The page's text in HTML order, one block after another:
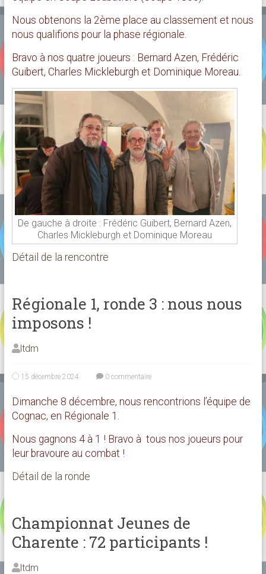
Nous obtenons la 2ème place au classement et nous
nous qualifions pour la phase régionale.
Bravo à nos quatre joueurs : Bernard Azen, Frédéric
Guibert, Charles Mickleburgh et Dominique Moreau.
De gauche à droite : Frédéric Guibert, Bernard Azen,
Charles Mickleburgh et Dominique Moreau
Détail de la rencontre
Régionale 1, ronde 3 : nous nous
imposons !
ltdm
15 décembre 2024 0 commentaire
Dimanche 8 décembre, nous rencontrions l’équipe de
Cognac, en Régionale 1.
Nous gagnons 4 à 1 ! Bravo à tous nos joueurs pour
leur bravoure au combat !
Détail de la ronde
Championnat Jeunes de
Charente : 72 participants !
ltdm